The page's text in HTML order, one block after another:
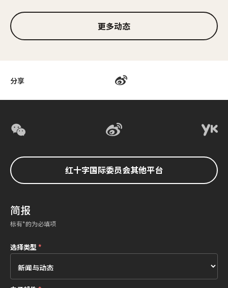
分享
更多动态
红十字国际委员会其他平台
简报
标有*的为必填项
选择类型*